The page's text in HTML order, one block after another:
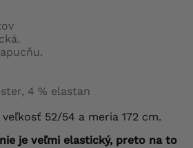
4 % elastan
52/54 a meria 172 cm.
je veľmi elastický, preto na to